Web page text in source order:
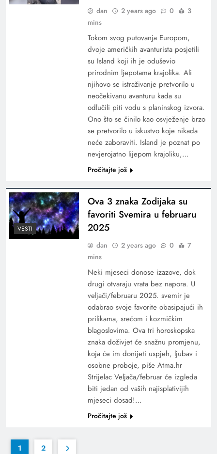
dan 2 years ago 0
3
mins
Tokom svog putovanja Europom,
dvoje američkih avanturista posjetili
su Island koji ih je oduševio
prirodnim ljepotama krajolika. Ali
njihovo se istraživanje pretvorilo u
neočekivanu avanturu kada su
odlučili piti vodu s planinskog izvora.
Ono što se činilo kao osvježenje brzo
se pretvorilo u iskustvo koje nikada
neće zaboraviti. Island je poznat po
nevjerojatno lijepom krajoliku,…
Pročitajte još
VESTI
Ova 3 znaka Zodijaka su
favoriti Svemira u februaru
2025
dan 2 years ago 0
7
mins
Neki mjeseci donose izazove, dok
drugi otvaraju vrata bez napora. U
veljači/februaru 2025. svemir je
odabrao svoje favorite obasipajući ih
prilikama, srećom i kozmičkim
blagoslovima. Ova tri horoskopska
znaka doživjet će snažnu promjenu,
koja će im donijeti uspjeh, ljubav i
osobne proboje, piše Atma.hr
Strijelac Veljača/februar će izgleda
biti jedan od vaših najisplativijih
mjeseci dosad!…
Pročitajte još
1 2